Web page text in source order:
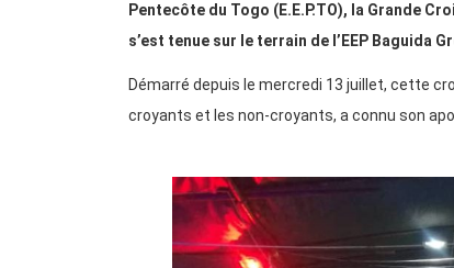
Pentecôte du Togo (E.E.P.TO), la Grande
s’est tenue sur le terrain de l’EEP Baguida
Démarré depuis le mercredi 13 juillet, cette
croyants et les non-croyants, a connu son